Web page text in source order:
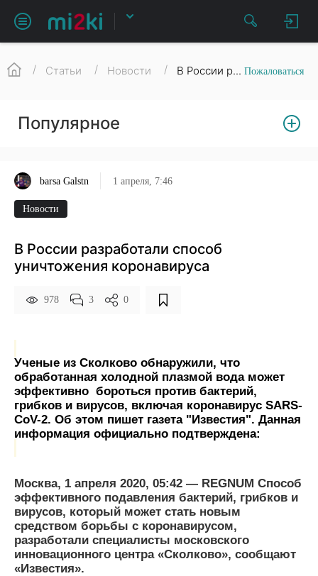
Cтатьи Новости В России р... Пожаловаться
Популярное
barsa Galstn 1 апреля, 7:46
Новости
В России разработали способ
уничтожения коронавируса
978 3 0
Ученые из Сколково обнаружили, что
обработанная холодной плазмой вода может
эффективно бороться против бактерий,
грибков и вирусов, включая коронавирус SARS-
CoV-2. Об этом пишет газета "Известия". Данная
информация официально подтверждена:
Москва, 1 апреля 2020, 05:42 — REGNUM Способ
эффективного подавления бактерий, грибков и
вирусов, который может стать новым
средством борьбы с коронавирусом,
разработали специалисты московского
инновационного центра «Сколково», сообщают
«Известия».